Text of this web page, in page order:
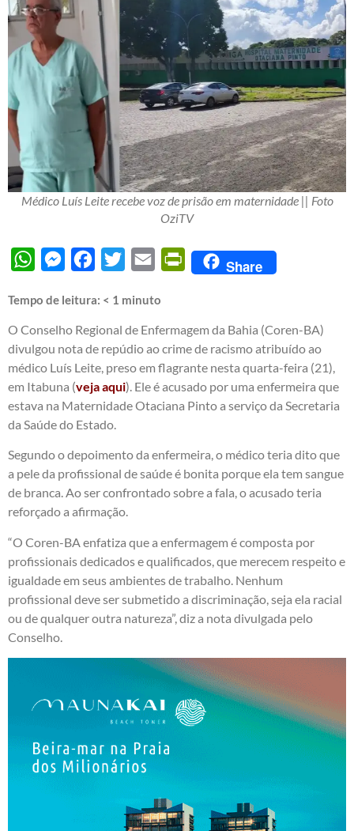
Médico Luís Leite recebe voz de prisão em maternidade || Foto
OziTV
WhatsAppMessengerFacebook
Twitter Email PrintFriendly
Share
Tempo de leitura: < 1 minuto
O Conselho Regional de Enfermagem da Bahia (Coren-BA)
divulgou nota de repúdio ao crime de racismo atribuído ao
médico Luís Leite, preso em flagrante nesta quarta-feira (21),
em Itabuna (veja aqui). Ele é acusado por uma enfermeira que
estava na Maternidade Otaciana Pinto a serviço da Secretaria
da Saúde do Estado.
Segundo o depoimento da enfermeira, o médico teria dito que
a pele da profissional de saúde é bonita porque ela tem sangue
de branca. Ao ser confrontado sobre a fala, o acusado teria
reforçado a afirmação.
“O Coren-BA enfatiza que a enfermagem é composta por
profissionais dedicados e qualificados, que merecem respeito e
igualdade em seus ambientes de trabalho. Nenhum
profissional deve ser submetido a discriminação, seja ela racial
ou de qualquer outra natureza”, diz a nota divulgada pelo
Conselho.